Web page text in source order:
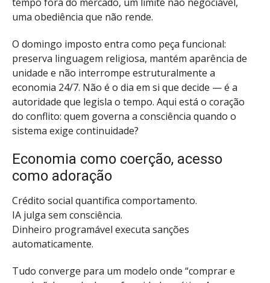
uma obediência que não rende.
O domingo imposto entra como peça funcional:
preserva linguagem religiosa, mantém aparência de
unidade e não interrompe estruturalmente a
economia 24/7. Não é o dia em si que decide — é a
autoridade que legisla o tempo. Aqui está o coração
do conflito: quem governa a consciência quando o
sistema exige continuidade?
Economia como coerção, acesso
como adoração
Crédito social quantifica comportamento.
IA julga sem consciência.
Dinheiro programável executa sanções
automaticamente.
Tudo converge para um modelo onde “comprar e